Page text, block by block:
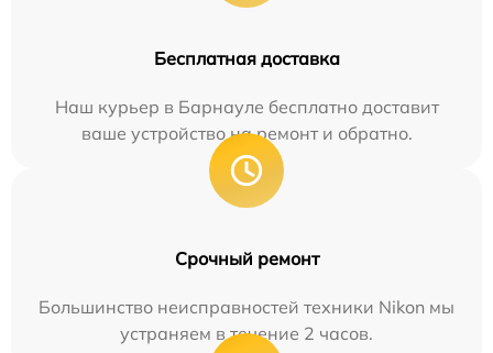
Бесплатная доставка
Наш курьер в Барнауле бесплатно доставит
ваше устройство на ремонт и обратно.
Срочный ремонт
Большинство неисправностей техники Nikon мы
устраняем в течение 2 часов.